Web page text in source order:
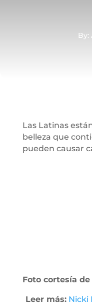
By:
Las Latinas
belleza que
pueden causar
Foto cortesía
Leer más: Nicki